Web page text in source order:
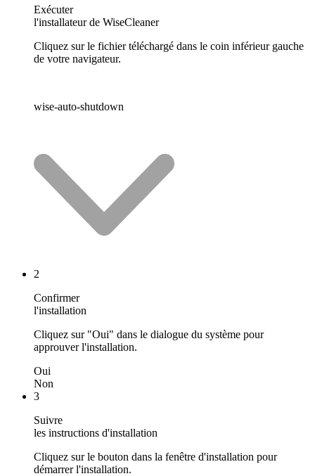
Exécuter
l'installateur de WiseCleaner
Cliquez sur le fichier téléchargé dans le coin inférieur gauche
de votre navigateur.
wise-auto-shutdown
2
Confirmer
l'installation
Cliquez sur "Oui" dans le dialogue du système pour
approuver l'installation.
Oui
Non
3
Suivre
les instructions d'installation
Cliquez sur le bouton dans la fenêtre d'installation pour
démarrer l'installation.